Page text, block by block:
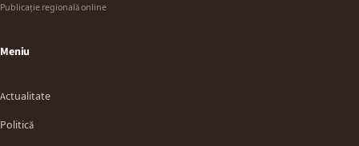
Publicație regională online
Meniu
Actualitate
Politică